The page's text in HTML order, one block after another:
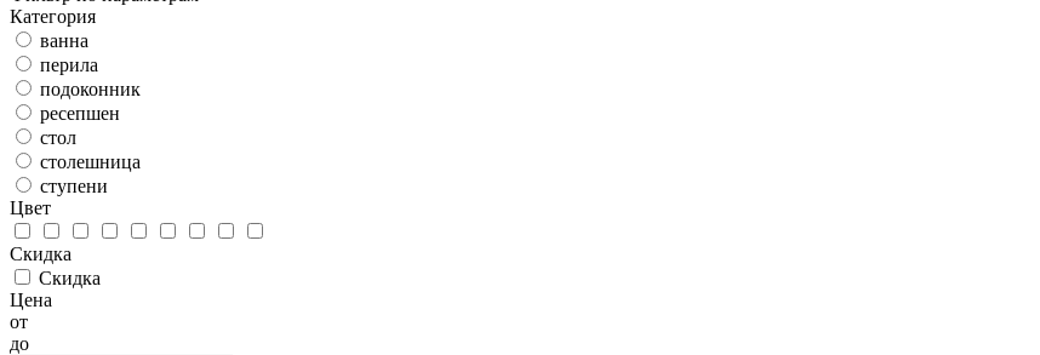
Категория
ванна
перила
подоконник
ресепшен
стол
столешница
ступени
Цвет
Скидка
Скидка
Цена
от
до